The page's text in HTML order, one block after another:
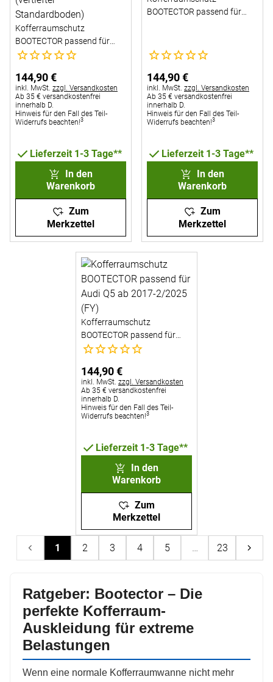
Kofferraumschutz
BOOTECTOR passend für
Audi Q4 e-tron ab 2021
Noch keine Bewertungen abgegeben
144,90€
Steuerhinweis:
inkl. MwSt. zzgl. Versandkosten
Ab 35 € versandkostenfrei
innerhalb D.
Hinweis für den Fall des Teil-
Widerrufs beachten!3
Lieferzeit 1-3 Tage**
In den
Warenkorb
Zum
Merkzettel
BOOTECTOR passend für
Noch keine Bewertungen
144,90€
Steuerhinweis:
inkl. MwSt. zzgl. Versandkosten
Ab 35 € versandkostenfrei
innerhalb D.
Hinweis für den Fall des Teil-
Widerrufs beachten!3
Lieferzeit 1-3 Tage**
In den
Warenkorb
Zum
Merkzettel
Kofferraumschutz
BOOTECTOR passend für
Audi Q5 ab 2017-2/2025 (FY)
Noch keine Bewertungen abgegeben
144,90€
Steuerhinweis:
inkl. MwSt. zzgl. Versandkosten
Ab 35 € versandkostenfrei
innerhalb D.
Hinweis für den Fall des Teil-
Widerrufs beachten!3
Lieferzeit 1-3 Tage**
In den
Warenkorb
Zum
Merkzettel
1 2 3 4 5 … 23
Ratgeber: Bootector – Die
perfekte Kofferraum-
Auskleidung für extreme
Belastungen
Wenn eine normale Kofferraumwanne nicht mehr